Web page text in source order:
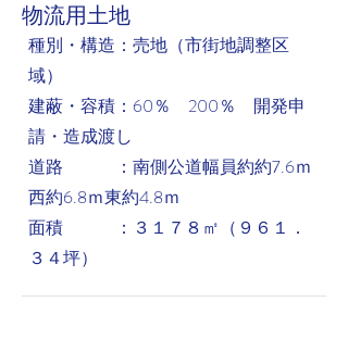
​物流用土地
​種別・構造：売地（市街地調整区
域）
建蔽・容積：60％ 200％ 開発申
請・造成渡し
道路 ：南側公道幅員約約7.6ｍ
西約6.8ｍ東約4.8ｍ
面積 ：３１７８㎡（９６１．
３４坪）